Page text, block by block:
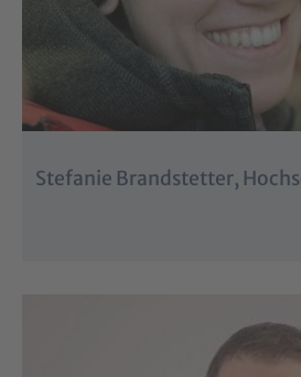
Stefanie Brandstetter,